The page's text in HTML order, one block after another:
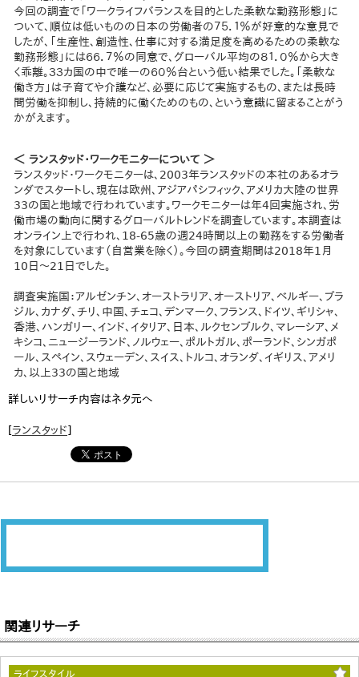
今回の調査で「ワークライフバランスを目的とした柔軟な勤務形態」に
ついて、順位は低いものの日本の労働者の７５．１％が好意的な意見で
したが、「生産性、創造性、仕事に対する満足度を高めるための柔軟な
勤務形態」には６６．７％の同意で、グローバル平均の８１．０％から大き
く乖離。３３カ国の中で唯一の６０％台という低い結果でした。「柔軟な
働き方」は子育てや介護など、必要に応じて実施するもの、または長時
間労働を抑制し、持続的に働くためのもの、という意識に留まることがう
かがえます。
＜ ランスタッド・ワークモニターについて ＞
ランスタッド・ワークモニターは、2003年ランスタッドの本社のあるオラ
ンダでスタートし、現在は欧州、アジアパシフィック、アメリカ大陸の世界
33の国と地域で行われています。ワークモニターは年4回実施され、労
働市場の動向に関するグローバルトレンドを調査しています。本調査は
オンライン上で行われ、18-65歳の週24時間以上の勤務をする労働者
を対象にしています（自営業を除く）。今回の調査期間は2018年1月
10日～21日でした。
調査実施国：アルゼンチン、オーストラリア、オーストリア、ベルギー、ブラ
ジル、カナダ、チリ、中国、チェコ、デンマーク、フランス、ドイツ、ギリシャ、
香港、ハンガリー、インド、イタリア、日本、ルクセンブルク、マレーシア、メ
キシコ、ニュージーランド、ノルウェー、ポルトガル、ポーランド、シンガポ
ール、スペイン、スウェーデン、スイス、トルコ、オランダ、イギリス、アメリ
カ、以上33の国と地域
詳しいリサーチ内容はネタ元へ
[ランスタッド]
関連リサーチ
ライフスタイル